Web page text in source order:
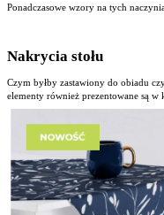
Ponadczasowe wzory na tych
Nakrycia stołu
Czym byłby zastawiony do obiadu
elementy również prezentowane są